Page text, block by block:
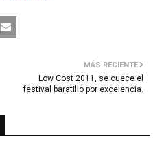
MÁS RECIENTE
Low Cost 2011, se cuece el
festival baratillo por excelencia.